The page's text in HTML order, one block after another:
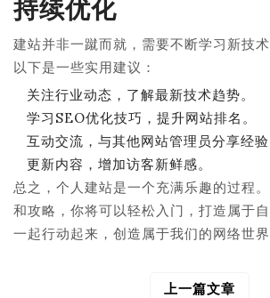
持续优化
建站并非一蹴而就，需要不断学习新技术
以下是一些实用建议：
关注行业动态，了解最新技术趋势。
学习SEO优化技巧，提升网站排名。
互动交流，与其他网站管理员分享经验
更新内容，增加访客新鲜感。
总之，个人建站是一个充满乐趣的过程
和攻略，你将可以轻松入门，打造属于
一起行动起来，创造属于我们的网络世界
上一篇文章